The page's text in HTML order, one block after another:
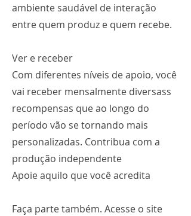
ambiente saudável de interação
entre quem produz e quem recebe.
Ver e receber
Com diferentes níveis de apoio, você
vai receber mensalmente diversass
recompensas que ao longo do
período vão se tornando mais
personalizadas. Contribua com a
produção independente
Apoie aquilo que você acredita
Faça parte também. Acesse o site